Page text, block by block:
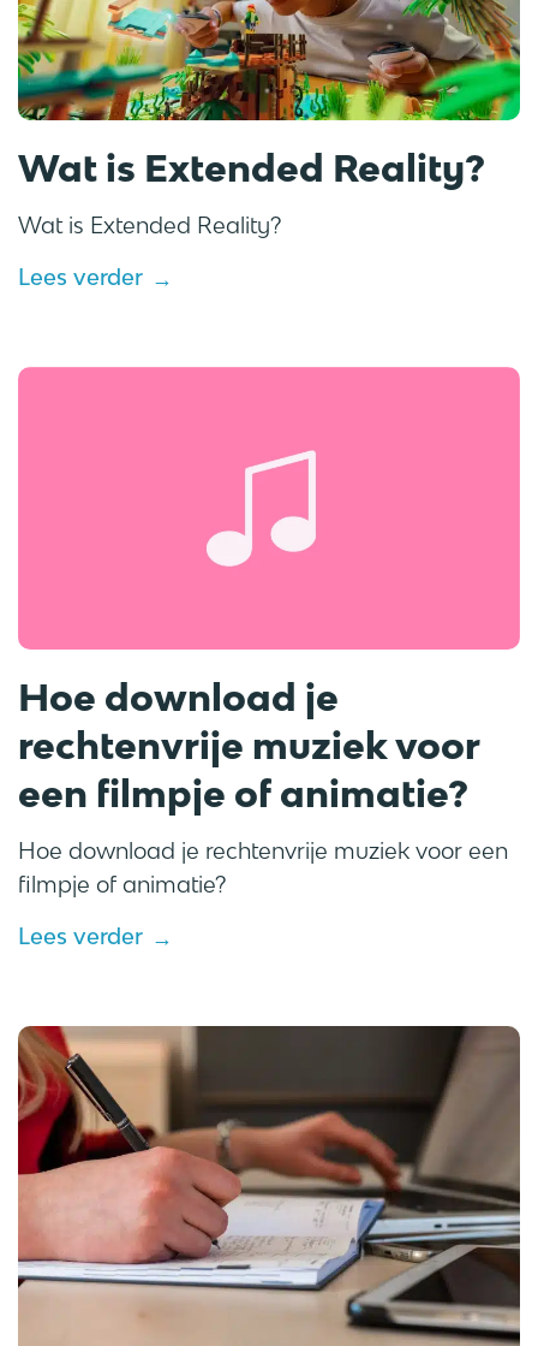
Wat is Extended Reality?
Wat is Extended Reality?
Lees verder
Hoe download je
rechtenvrije muziek voor
een filmpje of animatie?
Hoe download je rechtenvrije muziek voor een
filmpje of animatie?
Lees verder